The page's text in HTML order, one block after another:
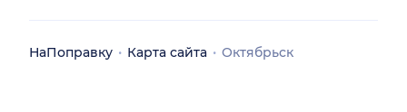
НаПоправку Карта сайта Октябрьск